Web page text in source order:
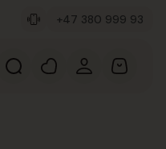
+47 380 999 93